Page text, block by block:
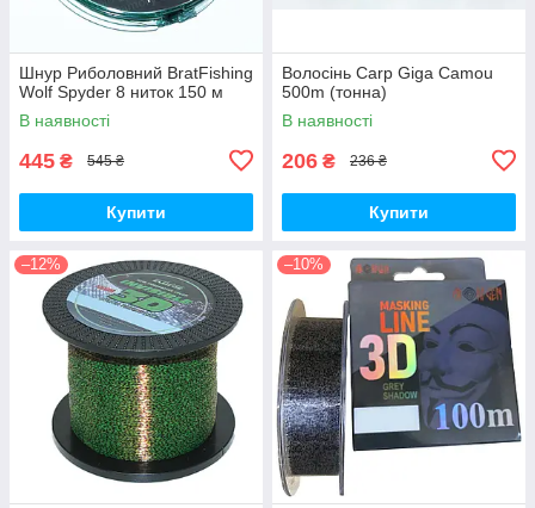
Шнур Риболовний BratFishing
Wolf Spyder 8 ниток 150 м
В наявності
445 ₴ 545 ₴
Купити
Волосінь Carp Giga Camou
500m (тонна)
В наявності
206 ₴ 236 ₴
Купити
–12% –10%